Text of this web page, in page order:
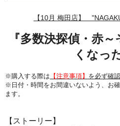
【10月 梅田店】
『多数決探偵・赤
くなっ
※購入する際は 【注意事項】 を必ず確認
※日付・時間をお間違いないよう、 お
ます。
【ストーリー】